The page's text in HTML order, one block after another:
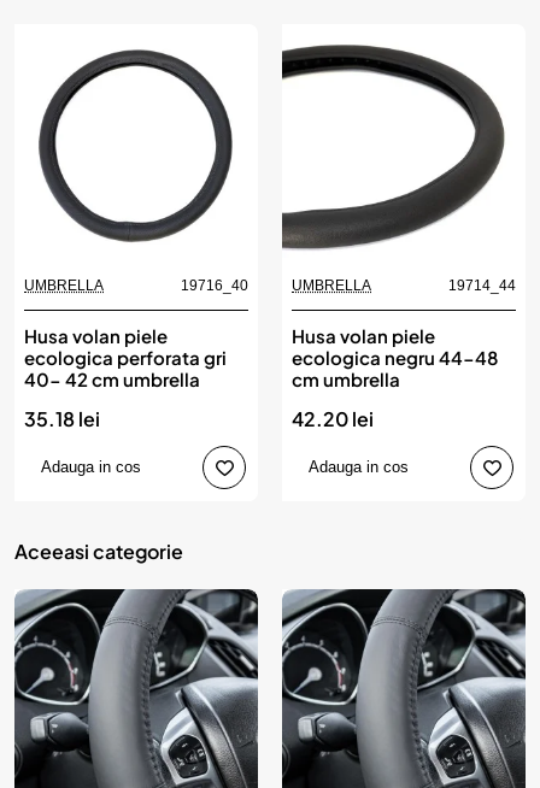
UMBRELLA 19716_40
Husa volan piele
ecologica perforata gri
40- 42 cm umbrella
35.18 lei
Adauga in cos
UMBRELLA 19714_44
Husa volan piele
ecologica negru 44-48
cm umbrella
42.20 lei
Adauga in cos
Aceeasi categorie